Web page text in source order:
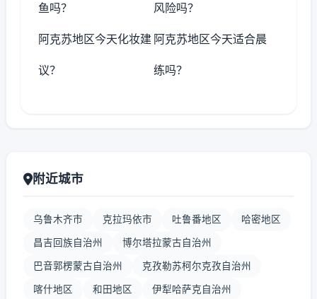
鱼吗？ 风险吗？
阿克苏地区今天化妆建
议？
阿克苏地区今天适合晨
练吗？
附近城市
乌鲁木齐市 克拉玛依市 吐鲁番地区 哈密地区
昌吉回族自治州 博尔塔拉蒙古自治州
巴音郭楞蒙古自治州 克孜勒苏柯尔克孜自治州
喀什地区 和田地区 伊犁哈萨克自治州